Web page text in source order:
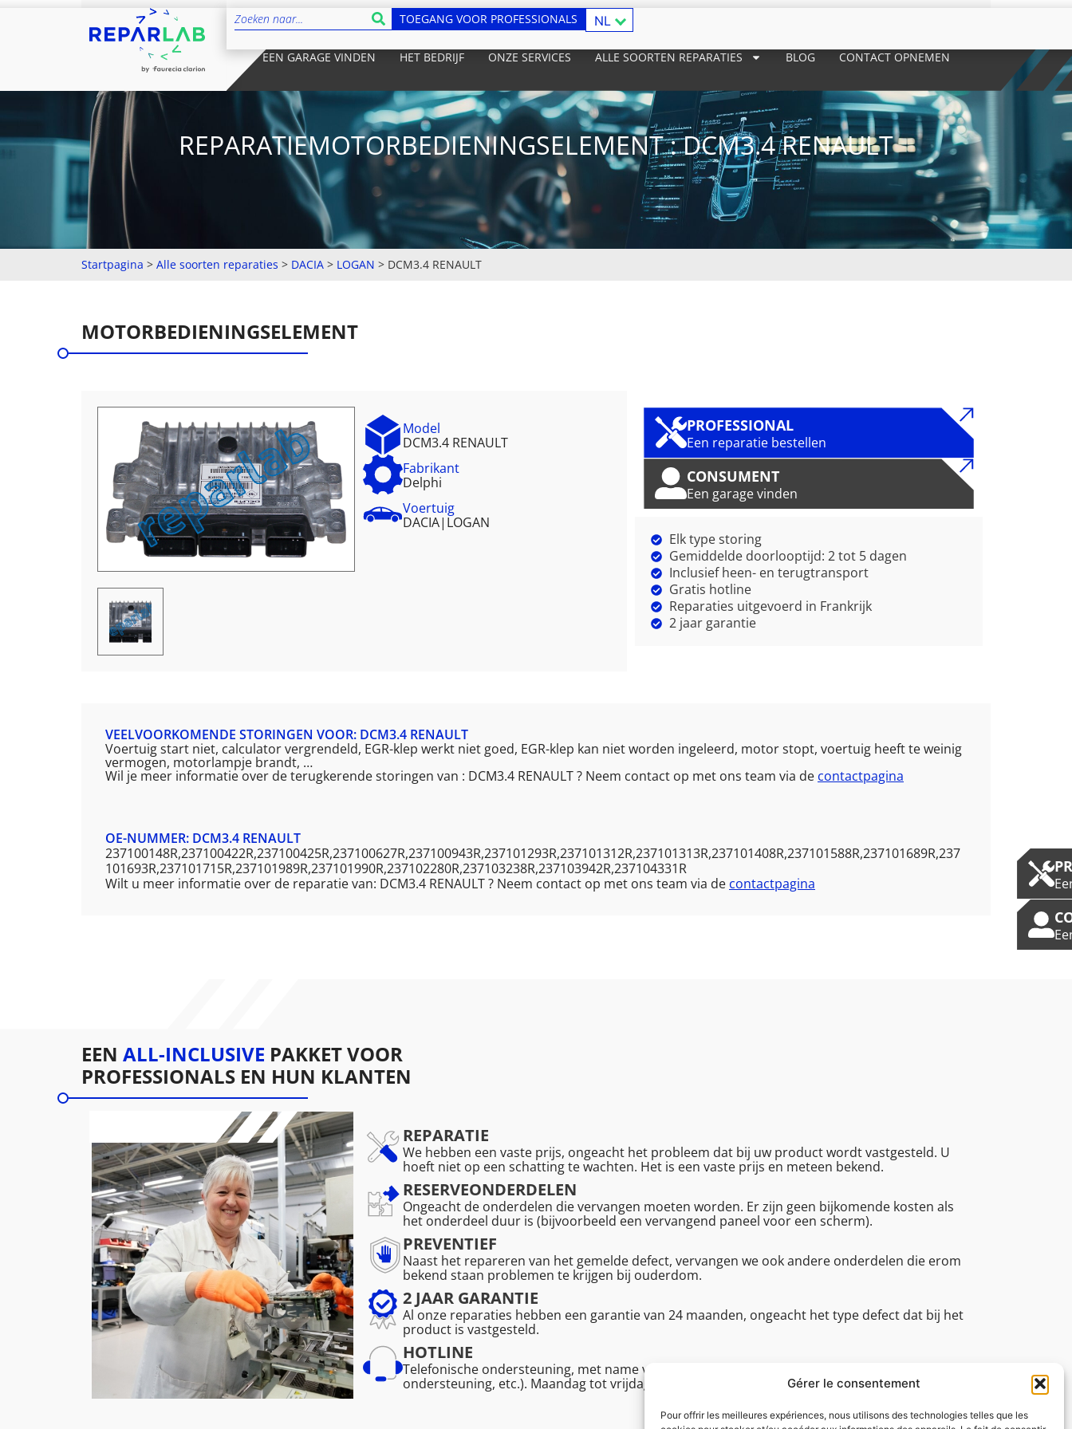
Gérer le consentement
Pour offrir les meilleures expériences, nous utilisons des technologies telles que les
TOEGANG VOOR PROFESSIONALS NL
EEN GARAGE VINDEN HET BEDRIJF ONZE SERVICES ALLE SOORTEN REPARATIES BLOG CONTACT OPNEMEN
REPARATIEMOTORBEDIENINGSELEMENT : DCM3.4 RENAULT
Startpagina > Alle soorten reparaties > DACIA > LOGAN > DCM3.4 RENAULT
MOTORBEDIENINGSELEMENT
Model
DCM3.4 RENAULT
Fabrikant
Delphi
Voertuig
DACIA| LOGAN
PROFESSIONAL
Een reparatie bestellen
CONSUMENT
Een garage vinden
Elk type storing
Gemiddelde doorlooptijd: 2 tot 5 dagen
Inclusief heen- en terugtransport
Gratis hotline
Reparaties uitgevoerd in Frankrijk
2 jaar garantie
VEELVOORKOMENDE STORINGEN VOOR: DCM3.4 RENAULT
Voertuig start niet, calculator vergrendeld, EGR-klep werkt niet goed, EGR-klep kan niet worden ingeleerd, motor stopt, voertuig heeft te weinig
vermogen, motorlampje brandt, …
Wil je meer informatie over de terugkerende storingen van : DCM3.4 RENAULT ? Neem contact op met ons team via de contactpagina
OE-NUMMER: DCM3.4 RENAULT
237100148R,237100422R,237100425R,237100627R,237100943R,237101293R,237101312R,237101313R,237101408R,237101588R,237101689R,237
101693R,237101715R,237101989R,237101990R,237102280R,237103238R,237103942R,237104331R
Wilt u meer informatie over de reparatie van: DCM3.4 RENAULT ? Neem contact op met ons team via de contactpagina
EEN ALL-INCLUSIVE PAKKET VOOR
PROFESSIONALS EN HUN KLANTEN
REPARATIE
We hebben een vaste prijs, ongeacht het probleem dat bij uw product wordt vastgesteld. U
hoeft niet op een schatting te wachten. Het is een vaste prijs en meteen bekend.
RESERVEONDERDELEN
Ongeacht de onderdelen die vervangen moeten worden. Er zijn geen bijkomende kosten als
het onderdeel duur is (bijvoorbeeld een vervangend paneel voor een scherm).
PREVENTIEF
Naast het repareren van het gemelde defect, vervangen we ook andere onderdelen die erom
bekend staan problemen te krijgen bij ouderdom.
2 JAAR GARANTIE
Al onze reparaties hebben een garantie van 24 maanden, ongeacht het type defect dat bij het
product is vastgesteld.
HOTLINE
Telefonische ondersteuning, met name voor de vakman (reparatietijd, technische
ondersteuning, etc.). Maandag tot vrijdag van 08.30 tot 16.45.